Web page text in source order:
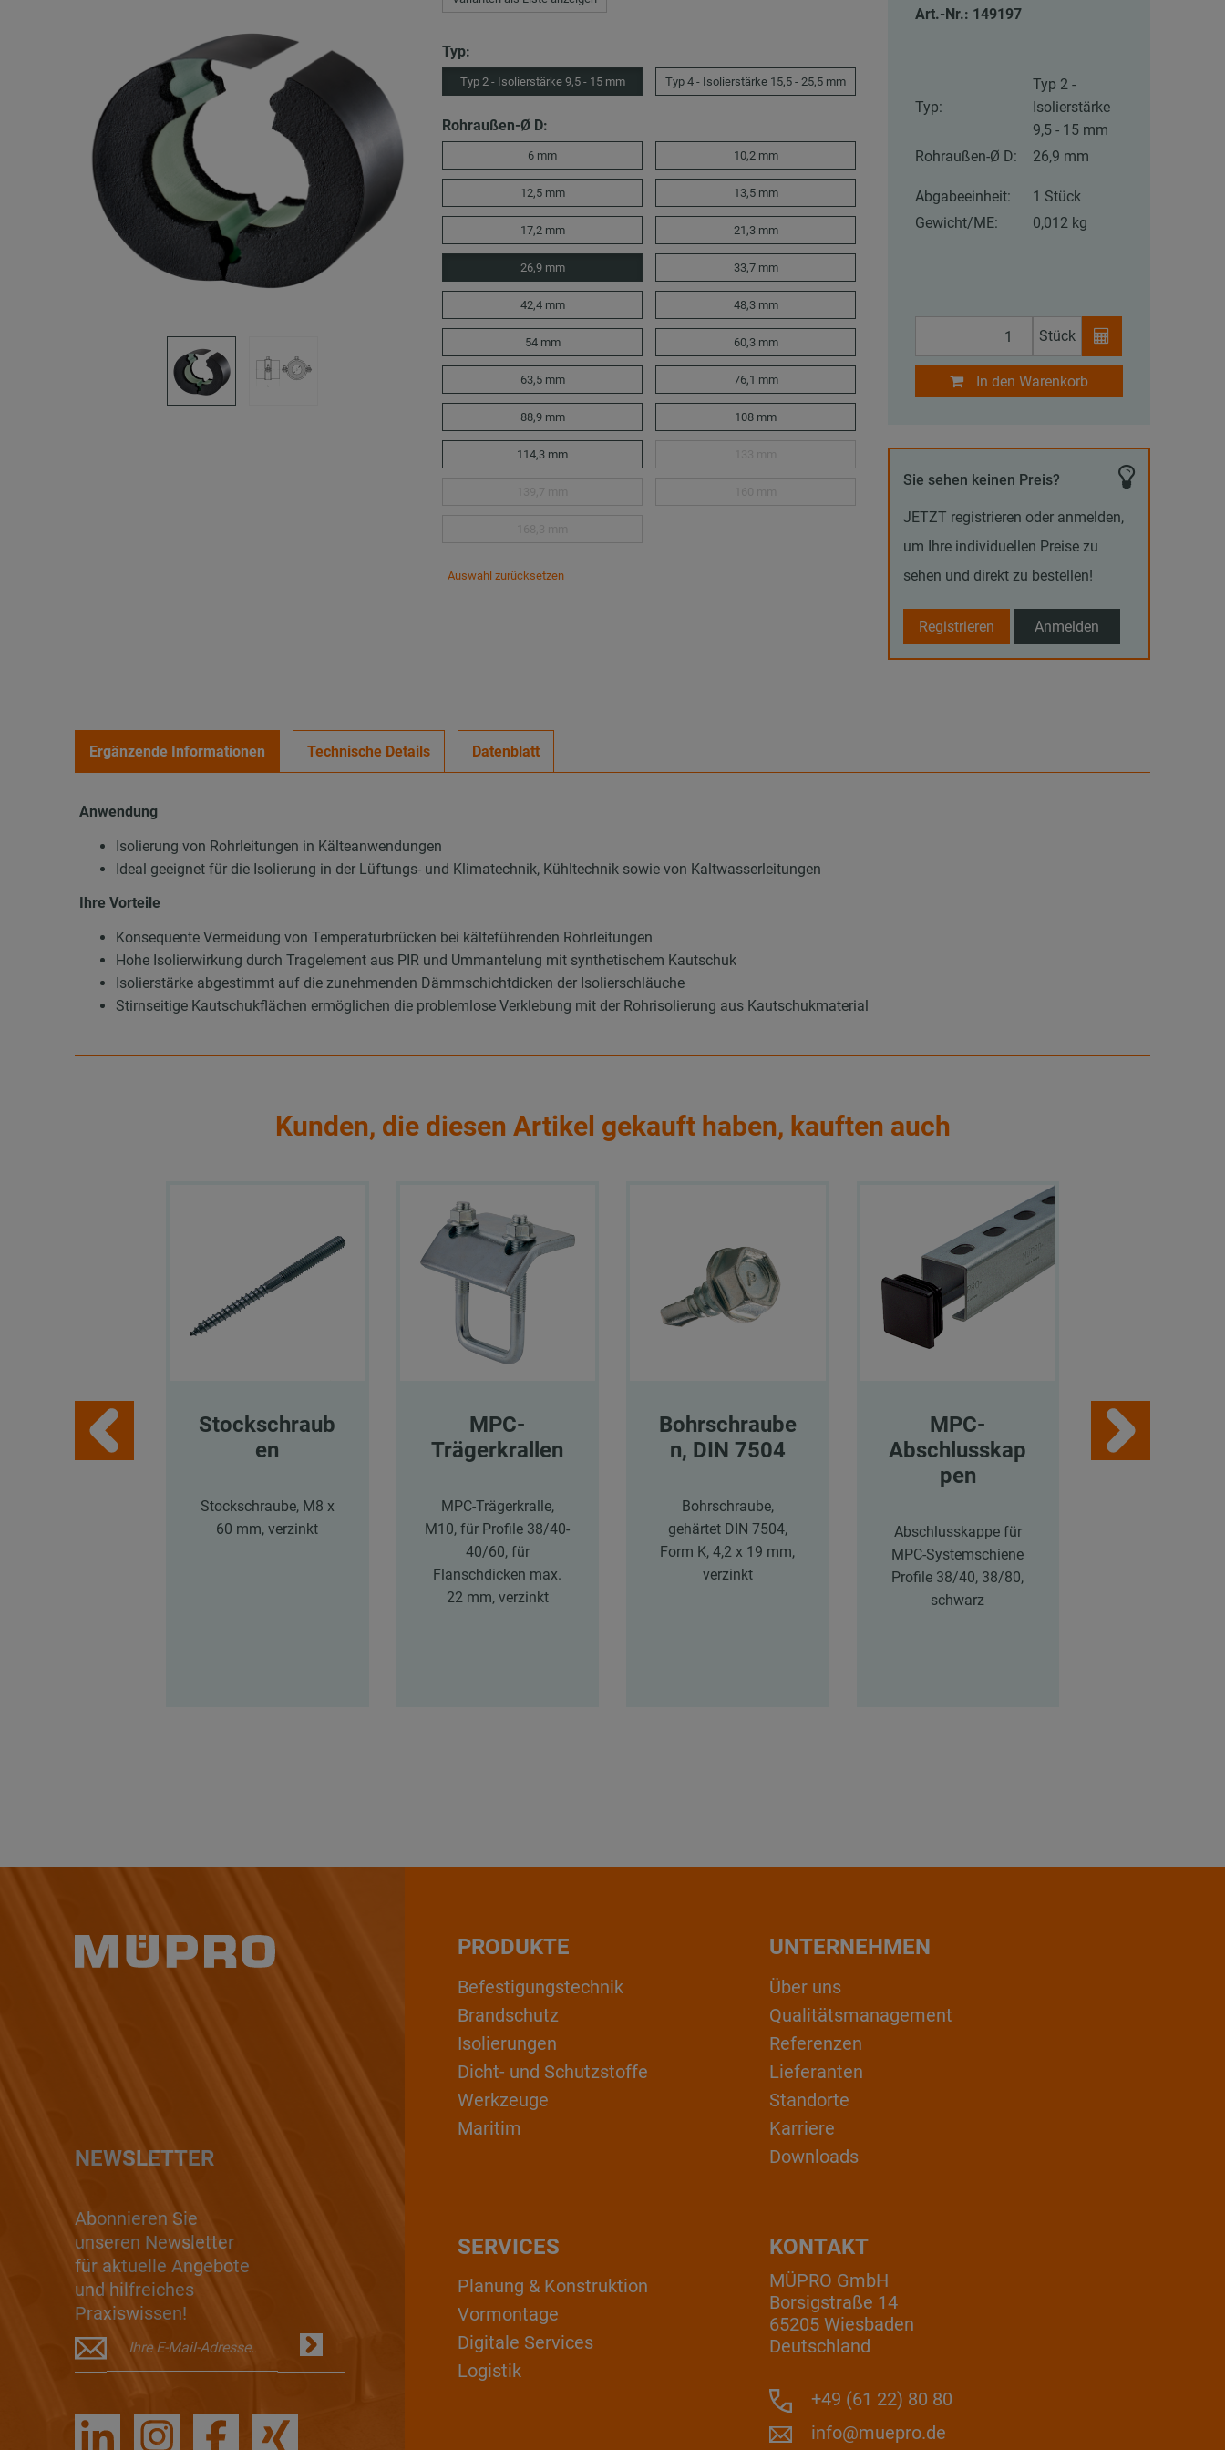
Typ:
Typ 2 - Isolierstärke 9,5 - 15 mm Typ 4 - Isolierstärke 15,5 - 25,5 mm
Rohraußen-Ø D:
6 mm 10,2 mm
12,5 mm 13,5 mm
17,2 mm 21,3 mm
26,9 mm 33,7 mm
42,4 mm 48,3 mm
54 mm 60,3 mm
63,5 mm 76,1 mm
88,9 mm 108 mm
114,3 mm
Auswahl zurücksetzen
Art.-Nr.: 149197
Typ:
Typ 2 -
Isolierstärke
9,5 - 15 mm
Rohraußen-Ø D:
26,9 mm
Abgabeeinheit:
1 Stück
Gewicht/ME:
0,012 kg
Stück
In den Warenkorb
Sie sehen keinen Preis?
JETZT registrieren oder anmelden,
um Ihre individuellen Preise zu
sehen und direkt zu bestellen!
Registrieren Anmelden
Ergänzende Informationen Technische Details Datenblatt
Anwendung
Isolierung von Rohrleitungen in Kälteanwendungen
Ideal geeignet für die Isolierung in der Lüftungs- und Klimatechnik, Kühltechnik sowie von Kaltwasserleitungen
Ihre Vorteile
Konsequente Vermeidung von Temperaturbrücken bei kälteführenden Rohrleitungen
Hohe Isolierwirkung durch Tragelement aus PIR und Ummantelung mit synthetischem Kautschuk
Isolierstärke abgestimmt auf die zunehmenden Dämmschichtdicken der Isolierschläuche
Stirnseitige Kautschukflächen ermöglichen die problemlose Verklebung mit der Rohrisolierung aus Kautschukmaterial
Kunden, die diesen Artikel gekauft haben, kauften auch
Stockschraub
en
Stockschraube, M8 x
60 mm, verzinkt
MPC-
Trägerkrallen
MPC-Trägerkralle,
M10, für Profile 38/40-
40/60, für
Flanschdicken max.
22 mm, verzinkt
Bohrschraube
n, DIN 7504
Bohrschraube,
gehärtet DIN 7504,
Form K, 4,2 x 19 mm,
verzinkt
MPC-
Abschlusskap
pen
Abschlusskappe für
MPC-Systemschiene
Profile 38/40, 38/80,
schwarz
NEWSLETTER
Abonnieren Sie
unseren Newsletter
für aktuelle Angebote
und hilfreiches
Praxiswissen!
PRODUKTE
Befestigungstechnik
Brandschutz
Isolierungen
Dicht- und Schutzstoffe
Werkzeuge
Maritim
UNTERNEHMEN
Über uns
Qualitätsmanagement
Referenzen
Lieferanten
Standorte
Karriere
Downloads
KONTAKT
MÜPRO GmbH
Borsigstraße 14
65205 Wiesbaden
Deutschland
+49 (61 22) 80 80
info@muepro.de
SERVICES
Planung & Konstruktion
Vormontage
Digitale Services
Logistik